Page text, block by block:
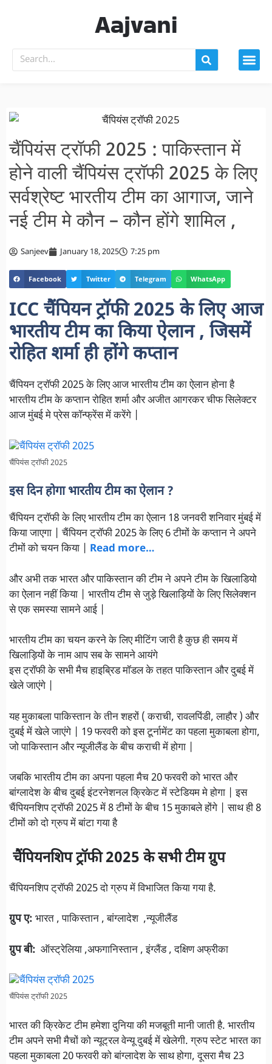
Aajvani
चैंपियंस ट्रॉफी 2025 : पाकिस्तान में
होने वाली चैंपियंस ट्रॉफी 2025 के लिए
सर्वश्रेष्ट भारतीय टीम का आगाज, जाने
नई टीम मे कौन – कौन होंगे शामिल ,
Sanjeev January 18, 2025 7:25 pm
Facebook Twitter Telegram WhatsApp
ICC चैंपियन ट्रॉफी 2025 के लिए आज
भारतीय टीम का किया ऐलान , जिसमें
रोहित शर्मा ही होंगे कप्तान
चैंपियन ट्रॉफी 2025 के लिए आज भारतीय टीम का ऐलान होना है
भारतीय टीम के कप्तान रोहित शर्मा और अजीत आगरकर चीफ सिलेक्टर
आज मुंबई मे प्रेस कॉन्फ्रेंस में करेंगे |
चैंपियंस ट्रॉफी 2025
इस दिन होगा भारतीय टीम का ऐलान ?
चैंपियन ट्रॉफी के लिए भारतीय टीम का ऐलान 18 जनवरी शनिवार मुंबई में
किया जाएगा | चैंपियन ट्रॉफी 2025 के लिए 6 टीमों के कप्तान ने अपने
टीमों को चयन किया | Read more…
और अभी तक भारत और पाकिस्तान की टीम ने अपने टीम के खिलाडियो
का ऐलान नहीं किया | भारतीय टीम से जुड़े खिलाड़ियों के लिए सिलेक्शन
से एक समस्या सामने आई |
भारतीय टीम का चयन करने के लिए मीटिंग जारी है कुछ ही समय में
खिलाड़ियों के नाम आप सब के सामने आयंगे
इस ट्रॉफी के सभी मैच हाइब्रिड मॉडल के तहत पाकिस्तान और दुबई में
खेले जाएंगे |
यह मुकाबला पाकिस्तान के तीन शहरों ( कराची, रावलपिंडी, लाहौर ) और
दुबई में खेले जाएंगे | 19 फरवरी को इस टूर्नामेंट का पहला मुकाबला होगा,
जो पाकिस्तान और न्यूजीलैंड के बीच कराची में होगा |
जबकि भारतीय टीम का अपना पहला मैच 20 फरवरी को भारत और
बांग्लादेश के बीच दुबई इंटरनेशनल क्रिकेट में स्टेडियम मे होगा | इस
चैंपियनशिप ट्रॉफी 2025 में 8 टीमों के बीच 15 मुकाबले होंगे | साथ ही 8
टीमों को दो ग्रुप में बांटा गया है
चैंपियनशिप ट्रॉफी 2025 के सभी टीम ग्रुप
चैंपियनशिप ट्रॉफी 2025 दो ग्रुप में विभाजित किया गया है.
ग्रुप ए: भारत , पाकिस्तान , बांग्लादेश ,न्यूजीलैंड
ग्रुप बी: ऑस्ट्रेलिया ,अफगानिस्तान , इंग्लैंड , दक्षिण अफ्रीका
चैंपियंस ट्रॉफी 2025
भारत की क्रिकेट टीम हमेशा दुनिया की मजबूती मानी जाती है. भारतीय
टीम अपने सभी मैचों को न्यूट्रल वेन्यू दुबई में खेलेगी. ग्रुप स्टेट भारत का
पहला मुकाबला 20 फरवरी को बांग्लादेश के साथ होगा, दूसरा मैच 23